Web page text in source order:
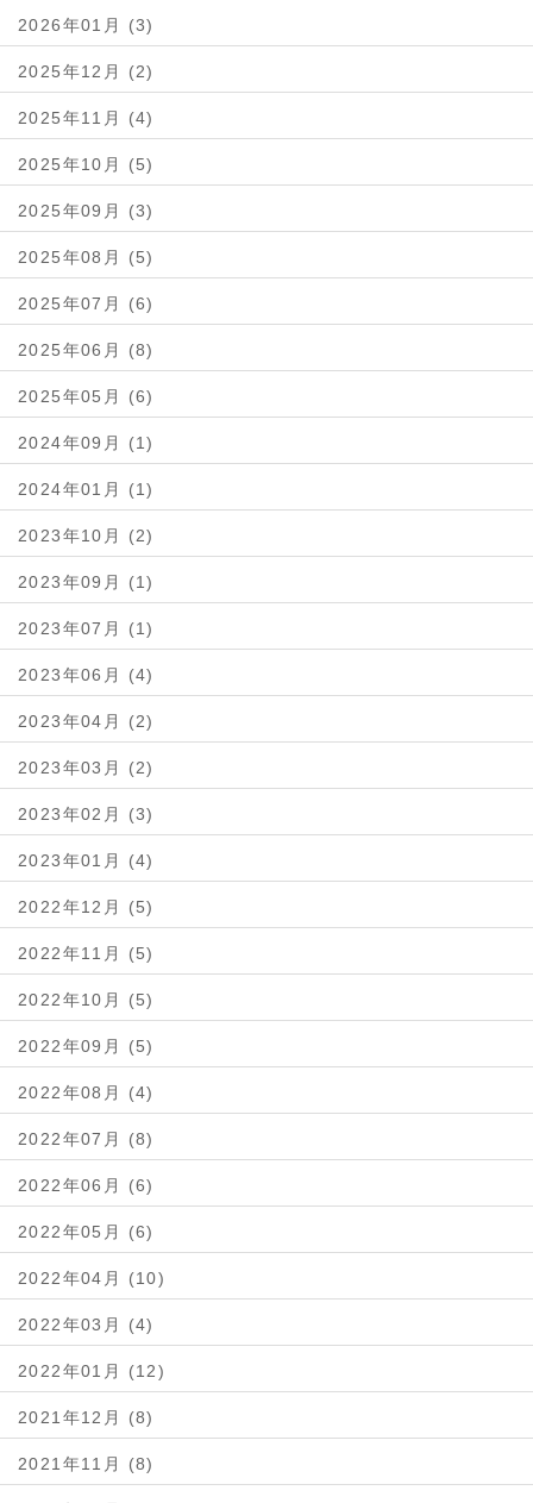
2026年01月 (3)
2025年12月 (2)
2025年11月 (4)
2025年10月 (5)
2025年09月 (3)
2025年08月 (5)
2025年07月 (6)
2025年06月 (8)
2025年05月 (6)
2024年09月 (1)
2024年01月 (1)
2023年10月 (2)
2023年09月 (1)
2023年07月 (1)
2023年06月 (4)
2023年04月 (2)
2023年03月 (2)
2023年02月 (3)
2023年01月 (4)
2022年12月 (5)
2022年11月 (5)
2022年10月 (5)
2022年09月 (5)
2022年08月 (4)
2022年07月 (8)
2022年06月 (6)
2022年05月 (6)
2022年04月 (10)
2022年03月 (4)
2022年01月 (12)
2021年12月 (8)
2021年11月 (8)